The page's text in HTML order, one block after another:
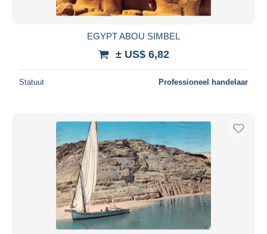
EGYPT ABOU SIMBEL
± US$ 6,82
Statuut Professioneel handelaar